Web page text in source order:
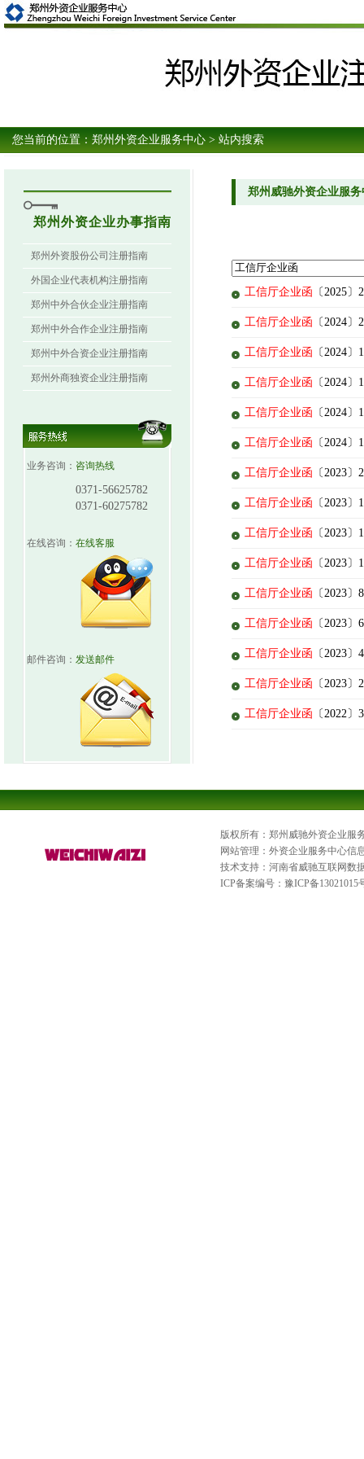
您当前的位置： 郑州外资企业服务中心 > 站内搜索
郑州外资企业办事指南
郑州外资股份公司注册指南
外国企业代表机构注册指南
郑州中外合伙企业注册指南
郑州中外合作企业注册指南
郑州中外合资企业注册指南
郑州外商独资企业注册指南
业务咨询： 咨询热线
0371-56625782
0371-60275782
在线咨询： 在线客服
邮件咨询： 发送邮件
郑州威驰外资企业服
工信厅企业函 〔2025
工信厅企业函 〔2024
工信厅企业函 〔2024
工信厅企业函 〔2024
工信厅企业函 〔2024
工信厅企业函 〔2024
工信厅企业函 〔2023
工信厅企业函 〔2023
工信厅企业函 〔2023
工信厅企业函 〔2023
工信厅企业函 〔2023
工信厅企业函 〔2023
工信厅企业函 〔2023
工信厅企业函 〔2023
工信厅企业函 〔2022
版权所有：郑州威驰外资企业服
网站管理：外资企业服务中心信
技术支持：河南省威驰互联网数
ICP备案编号： 豫ICP备13021015